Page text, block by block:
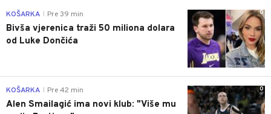
0
KOŠARKA Pre 39 min
Bivša vjerenica traži 50 miliona dolara
od Luke Dončića
0
KOŠARKA Pre 42 min
Alen Smailagić ima novi klub: "Više mu